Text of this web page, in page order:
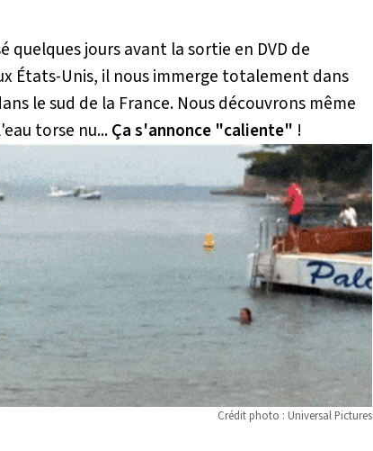
quelques jours avant la sortie en DVD de
États-Unis, il nous immerge totalement dans
le sud de la France. Nous découvrons même
torse nu...Ça s'annonce "caliente" !
Crédit photo : Universal Pictures